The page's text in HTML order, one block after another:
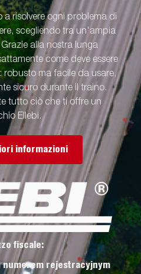
a risolvere ogni problema di
scegliendo tra un'ampia
alla nostra lunga
come deve essere
ma facile da usare,
sicuro durante il traino.
tutto ciò che ti offre un
Ellebi.
informazioni
fiscale:
numerem rejestracyjnym